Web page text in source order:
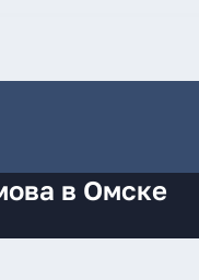
в Омске